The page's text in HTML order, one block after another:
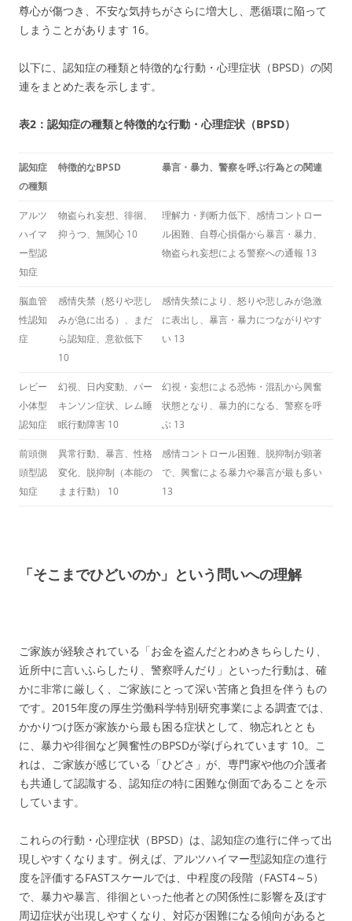
尊心が傷つき、不安な気持ちがさらに増大し、悪循環に陥って
しまうことがあります 16。
以下に、認知症の種類と特徴的な行動・心理症状（BPSD）の関
連をまとめた表を示します。
表2：認知症の種類と特徴的な行動・心理症状（BPSD）
認知症
の種類
特徴的なBPSD 暴言・暴力、警察を呼ぶ行為との関連
アルツ
ハイマ
ー型認
知症
物盗られ妄想、徘徊、
抑うつ、無関心 10
理解力・判断力低下、感情コントロー
ル困難、自尊心損傷から暴言・暴力、
物盗られ妄想による警察への通報 13
脳血管
性認知
症
感情失禁（怒りや悲し
みが急に出る）、まだ
ら認知症、意欲低下
10
感情失禁により、怒りや悲しみが急激
に表出し、暴言・暴力につながりやす
い 13
レビー
小体型
認知症
幻視、日内変動、パー
キンソン症状、レム睡
眠行動障害 10
幻視・妄想による恐怖・混乱から興奮
状態となり、暴力的になる、警察を呼
ぶ 13
前頭側
頭型認
知症
異常行動、暴言、性格
変化、脱抑制（本能の
まま行動） 10
感情コントロール困難、脱抑制が顕著
で、興奮による暴力や暴言が最も多い
13
「そこまでひどいのか」という問いへの理解
ご家族が経験されている「お金を盗んだとわめきちらしたり、
近所中に言いふらしたり、警察呼んだり」といった行動は、確
かに非常に厳しく、ご家族にとって深い苦痛と負担を伴うもの
です。2015年度の厚生労働科学特別研究事業による調査では、
かかりつけ医が家族から最も困る症状として、物忘れととも
に、暴力や徘徊など興奮性のBPSDが挙げられています 10。こ
れは、ご家族が感じている「ひどさ」が、専門家や他の介護者
も共通して認識する、認知症の特に困難な側面であることを示
しています。
これらの行動・心理症状（BPSD）は、認知症の進行に伴って出
現しやすくなります。例えば、アルツハイマー型認知症の進行
度を評価するFASTスケールでは、中程度の段階（FAST4～5）
で、暴力や暴言、徘徊といった他者との関係性に影響を及ぼす
周辺症状が出現しやすくなり、対応が困難になる傾向があると